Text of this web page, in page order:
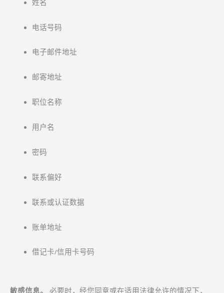
姓名
电话号码
电子邮件地址
邮寄地址
职位名称
用户名
密码
联系偏好
联系或认证数据
账单地址
借记卡/信用卡号码